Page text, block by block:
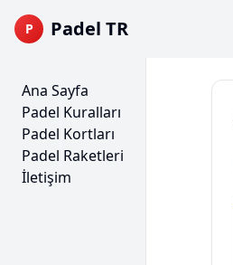
P Padel TR
Ana Sayfa
Padel Kuralları
Padel Kortları
Padel Raketleri
İletişim